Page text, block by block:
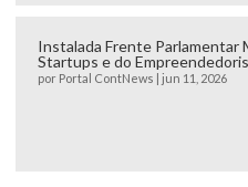
Instalada Frente Parlamentar
Startups e do
por Portal ContNews jun 11, 2026